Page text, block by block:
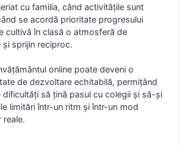
cu familia, când activitățile sunt
se acordă prioritate progresului
cultivă în clasă o atmosferă de
sprijin reciproc.
online poate deveni o
de dezvoltare echitabilă, permițând
dificultăți să țină pasul cu colegii și să-și
limitări într-un ritm și într-un mod
reale.